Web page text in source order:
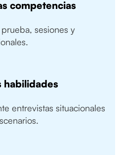
competencias
sesiones y
habilidades
entrevistas situacionales